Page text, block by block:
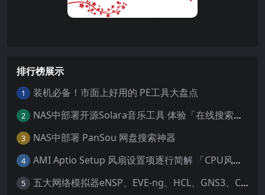
排行榜展示
1 装机必备！市面上好用的 PE工具大盘点
2 NAS中部署开源Solara音乐工具 体验「在线搜索播放、自带歌词解析、多码率下载、纯净听歌」
3 NAS中部署 PanSou 网盘搜索神器
4 AMI Aptio Setup 风扇设置项逐行简解 「CPU风扇、SYS风扇设置项实用简解」
5 五大网络模拟器eNSP、EVE-ng、HCL、GNS3、Cisco Packet Tracer